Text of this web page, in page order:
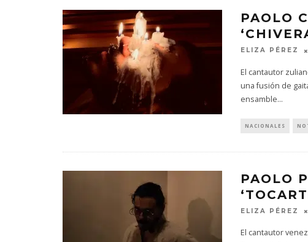
PAOLO
ELIZA PÉREZ
El cantautor
una fusión de
ensamble...
NACIONALES
PAOLO
ELIZA PÉREZ
El cantautor